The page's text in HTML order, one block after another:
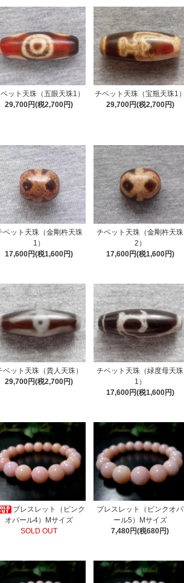
ット天珠（五眼天珠1）
29,700円(税2,700円)
チベット天珠（宝瓶天珠1）
29,700円(税2,700円)
ベット天珠（金剛杵天珠
1）
17,600円(税1,600円)
チベット天珠（金剛杵天珠
2）
17,600円(税1,600円)
ベット天珠（貴人天珠）
29,700円(税2,700円)
チベット天珠（緑度母天珠
1）
17,600円(税1,600円)
ブレスレット（ピンク
オパール4）Mサイズ
SOLD OUT
ブレスレット（ピンクオパ
ール5）Mサイズ
7,480円(税680円)